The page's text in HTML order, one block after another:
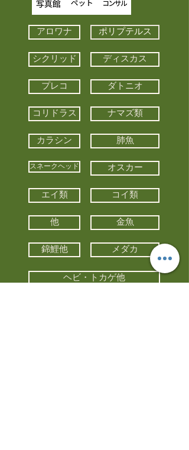
アロワナ ポリプテルス
シクリッド ディスカス
プレコ ダトニオ
コリドラス ナマズ類
カラシン 肺魚
スネークヘッド オスカー
エイ類 コイ類
他 金魚
錦鯉他 メダカ
ヘビ・トカゲ他